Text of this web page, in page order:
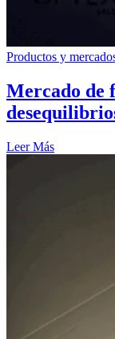
Productos y
Mercado de
Leer Más